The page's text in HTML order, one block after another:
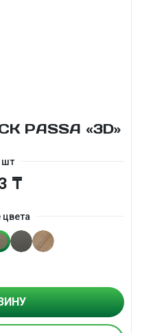
PASSA «3D»
шт
₸